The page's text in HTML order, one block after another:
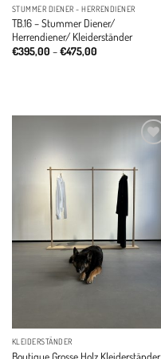
STUMMER DIENER - HERRENDIENER
TB.16 – Stummer Diener/
Herrendiener/ Kleiderständer
€395,00 –€475,00Price
KLEIDERSTÄNDER
Boutique Grosse Holz Kleiderständer